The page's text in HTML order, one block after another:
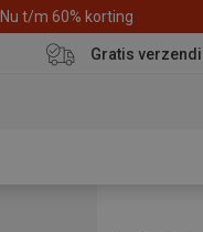
t/m 60% korting
Gratis